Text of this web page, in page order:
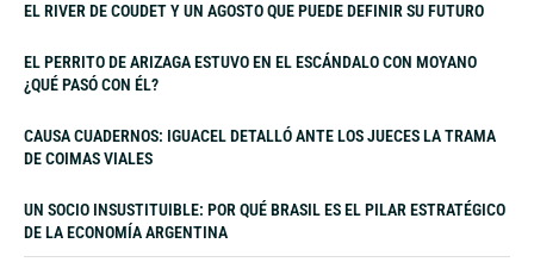
EL RIVER DE COUDET Y UN AGOSTO QUE PUEDE DEFINIR SU FUTURO
EL PERRITO DE ARIZAGA ESTUVO EN EL ESCÁNDALO CON MOYANO
¿QUÉ PASÓ CON ÉL?
CAUSA CUADERNOS: IGUACEL DETALLÓ ANTE LOS JUECES LA TRAMA
DE COIMAS VIALES
UN SOCIO INSUSTITUIBLE: POR QUÉ BRASIL ES EL PILAR ESTRATÉGICO
DE LA ECONOMÍA ARGENTINA